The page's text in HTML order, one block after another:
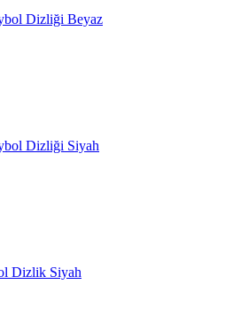
Dizliği Beyaz
Dizliği Siyah
Dizlik Siyah